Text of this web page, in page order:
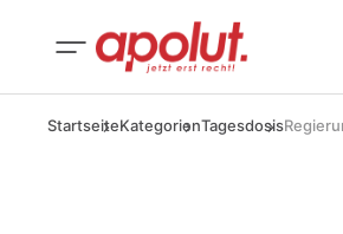
StartseiteKategorienTagesdosis